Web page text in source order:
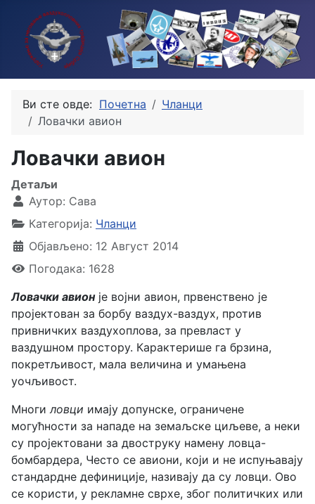
Ви сте овде: Почетна
Чланци
Ловачки авион
Ловачки авион
Детаљи
Аутор: Сава
Категорија: Чланци
Објављено: 12 Август 2014
Погодака: 1628
Ловачки авионје војни авион, првенствено је
пројектован за борбу ваздух-ваздух, против
привничких ваздухоплова, за превласт у
ваздушном простору. Карактерише га брзина,
покретљивост, мала величина и умањена
уочљивост.
Многиловци имају допунске, ограничене
могућности за нападе на земаљске циљеве, а неки
су пројектовани за двоструку намену ловца-
бомбардера, Често се авиони, који и не испуњавају
стандардне дефиниције, називају да су ловци. Ово
се користи, у рекламне сврхе, због политичких или